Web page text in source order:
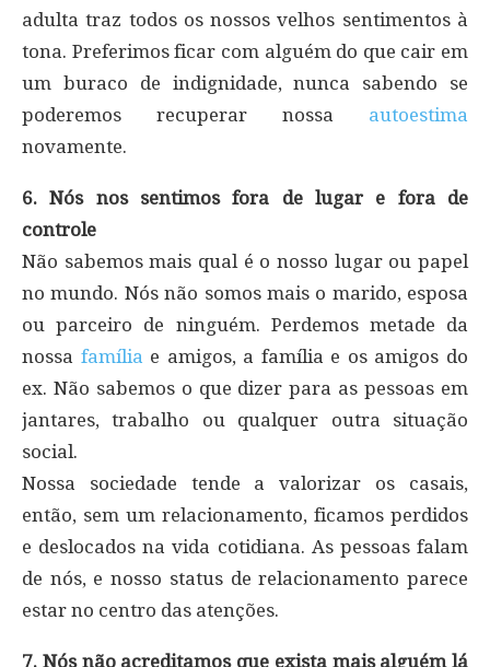
adulta traz todos os nossos velhos sentimentos à
tona. Preferimos ficar com alguém do que cair em
um buraco de indignidade, nunca sabendo se
poderemos recuperar nossa autoestima
novamente.
6. Nós nos sentimos fora de lugar e fora de
controle
Não sabemos mais qual é o nosso lugar ou papel
no mundo. Nós não somos mais o marido, esposa
ou parceiro de ninguém. Perdemos metade da
nossa família e amigos, a família e os amigos do
ex. Não sabemos o que dizer para as pessoas em
jantares, trabalho ou qualquer outra situação
social.
Nossa sociedade tende a valorizar os casais,
então, sem um relacionamento, ficamos perdidos
e deslocados na vida cotidiana. As pessoas falam
de nós, e nosso status de relacionamento parece
estar no centro das atenções.
7. Nós não acreditamos que exista mais alguém lá